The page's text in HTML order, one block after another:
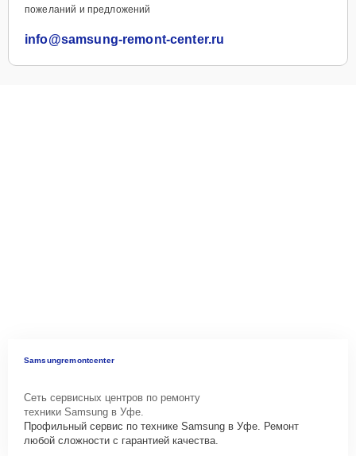
пожеланий и предложений
info@samsung-remont-center.ru
Samsungremontcenter
Сеть сервисных центров по ремонту
техники Samsung в Уфе.
Профильный сервис по технике Samsung в Уфе. Ремонт
любой сложности с гарантией качества.